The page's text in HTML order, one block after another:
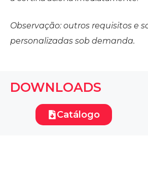
Observação: outros requisitos e
personalizadas sob demanda.
DOWNLOADS
Catálogo